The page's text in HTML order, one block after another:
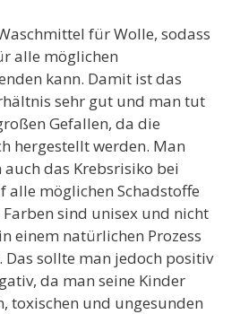
für Wolle, sodass
alle möglichen
kann. Damit ist das
sehr gut und man tut
Gefallen, da die
hergestellt werden. Man
das Krebsrisiko bei
alle möglichen Schadstoffe
sind unisex und nicht
einem natürlichen Prozess
sollte man jedoch positiv
da man seine Kinder
toxischen und ungesunden